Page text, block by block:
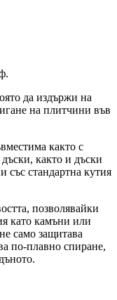
да издържи на
на плитчини във
както с
както и дъски
със стандартна кутия
позволявайки
като камъни или
само защитава
по-плавно спиране,